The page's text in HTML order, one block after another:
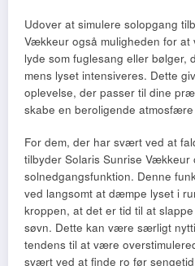
Udover at simulere solopgang
Vækkeur også muligheden for
lyde som fuglesang eller bølger,
mens lyset intensiveres. Dette
oplevelse, der passer til dine
skabe en beroligende
For dem, der har svært ved at
tilbyder Solaris Sunrise Vækkeur
solnedgangsfunktion. Denne
ved langsomt at dæmpe lyset i
kroppen, at det er tid til at
søvn. Dette kan være særligt
tendens til at være
svært ved at finde ro før